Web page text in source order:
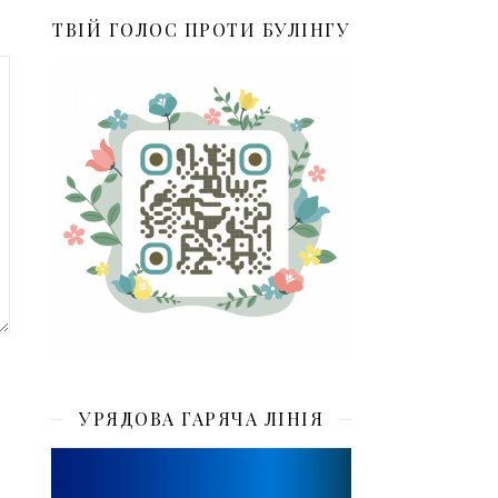
ТВІЙ ГОЛОС ПРОТИ БУЛІНГУ
УРЯДОВА ГАРЯЧА ЛІНІЯ